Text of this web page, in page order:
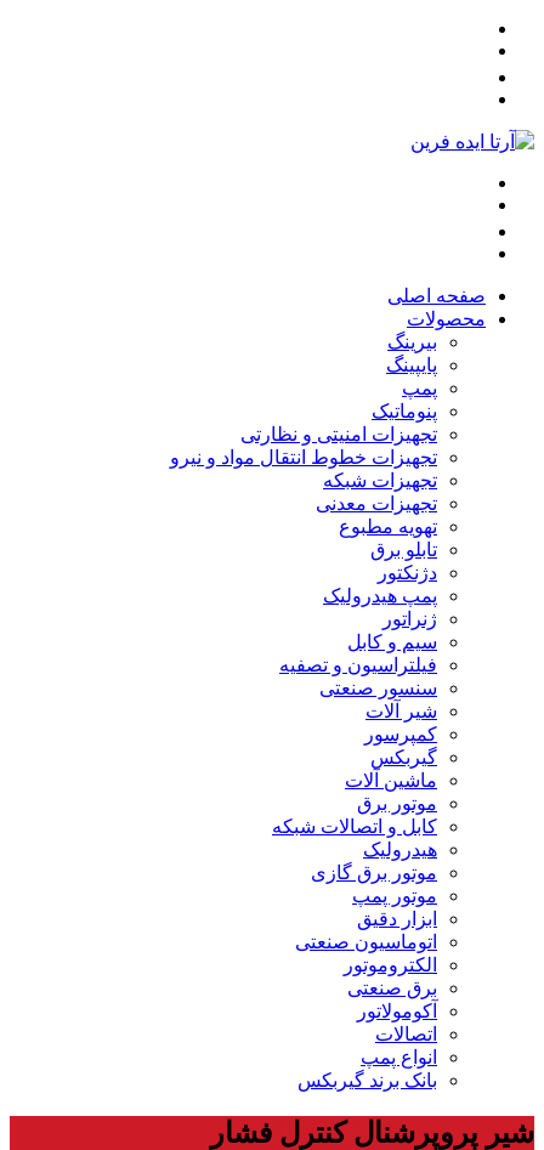
صفحه اصلی
محصولات
بیرینگ
پایپینگ
پمپ
پنوماتیک
تجهیزات امنیتی و نظارتی
تجهیزات خطوط انتقال مواد و نیرو
تجهیزات شبکه
تجهیزات معدنی
تهویه مطبوع
تابلو برق
دژنکتور
پمپ هیدرولیک
ژنراتور
سیم و کابل
فیلتراسیون و تصفیه
سنسور صنعتی
شیر آلات
کمپرسور
گیربکس
ماشین آلات
موتور برق
کابل و اتصالات شبکه
هیدرولیک
موتور برق گازی
موتور پمپ
ابزار دقیق
اتوماسیون صنعتی
الکتروموتور
برق صنعتی
آکومولاتور
اتصالات
انواع پمپ
بانک برند گیربکس
شیر پروپرشنال کنترل فشار